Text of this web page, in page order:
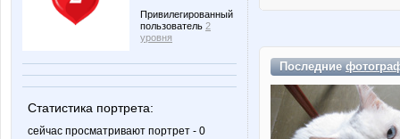
Привилегированный
пользователь 2
уровня
Статистика портрета:
сейчас просматривают портрет - 0
Последние